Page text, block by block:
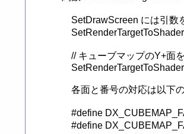
SetDrawScreen には引数を
SetRenderTargetToShader
各面と番号の対応は以下の